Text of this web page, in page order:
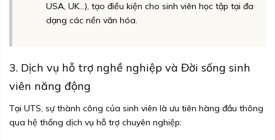
USA, UK...), tạo điều kiện cho sinh viên học tập tại đa
dạng các nền văn hóa.
3. Dịch vụ hỗ trợ nghề nghiệp và Đời sống sinh
viên năng động
Tại UTS, sự thành công của sinh viên là ưu tiên hàng đầu thông
qua hệ thống dịch vụ hỗ trợ chuyên nghiệp: